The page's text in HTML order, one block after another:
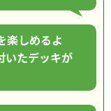
楽しめるよ
いたデッキが